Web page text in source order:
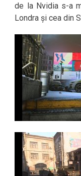
de la Nvidia s-a
Londra și cea din